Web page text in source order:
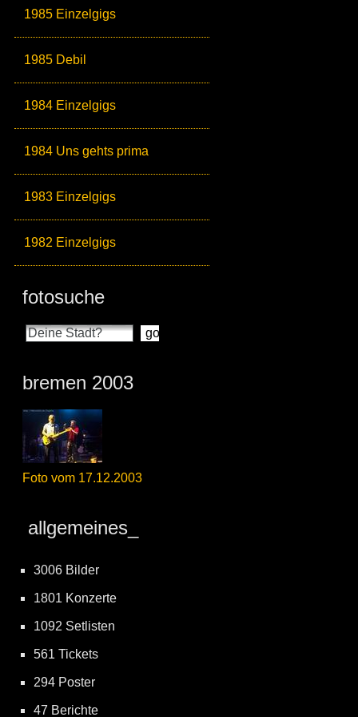
1985 Einzelgigs
1985 Debil
1984 Einzelgigs
1984 Uns gehts prima
1983 Einzelgigs
1982 Einzelgigs
fotosuche
bremen 2003
Foto vom 17.12.2003
allgemeines_
3006 Bilder
1801 Konzerte
1092 Setlisten
561 Tickets
294 Poster
47 Berichte